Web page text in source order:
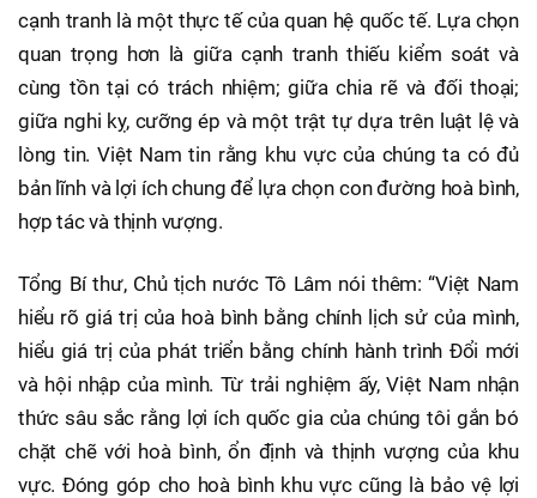
cạnh tranh là một thực tế của quan hệ quốc tế. Lựa chọn
quan trọng hơn là giữa cạnh tranh thiếu kiểm soát và
cùng tồn tại có trách nhiệm; giữa chia rẽ và đối thoại;
giữa nghi kỵ, cưỡng ép và một trật tự dựa trên luật lệ và
lòng tin. Việt Nam tin rằng khu vực của chúng ta có đủ
bản lĩnh và lợi ích chung để lựa chọn con đường hoà bình,
hợp tác và thịnh vượng.
Tổng Bí thư, Chủ tịch nước Tô Lâm nói thêm: “Việt Nam
hiểu rõ giá trị của hoà bình bằng chính lịch sử của mình,
hiểu giá trị của phát triển bằng chính hành trình Đổi mới
và hội nhập của mình. Từ trải nghiệm ấy, Việt Nam nhận
thức sâu sắc rằng lợi ích quốc gia của chúng tôi gắn bó
chặt chẽ với hoà bình, ổn định và thịnh vượng của khu
vực. Đóng góp cho hoà bình khu vực cũng là bảo vệ lợi